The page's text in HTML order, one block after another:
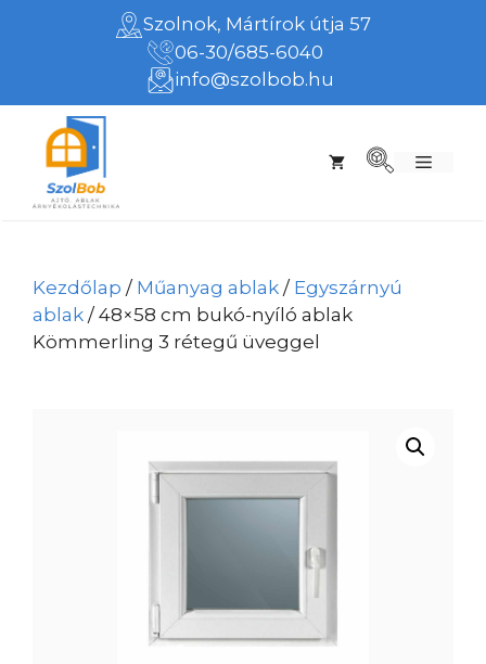
Szolnok, Mártírok útja 57
06-30/685-6040
info@szolbob.hu
Menü
Kezdőlap / Műanyag ablak / Egyszárnyú
ablak / 48×58 cm bukó-nyíló ablak
Kömmerling 3 rétegű üveggel